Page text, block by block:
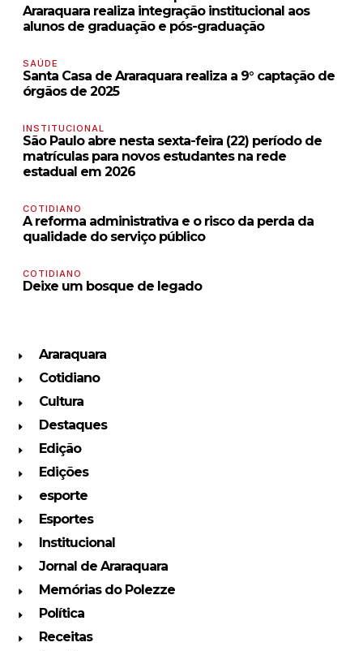
Araraquara realiza integração institucional aos
alunos de graduação e pós-graduação
SAÚDE
Santa Casa de Araraquara realiza a 9° captação de
órgãos de 2025
INSTITUCIONAL
São Paulo abre nesta sexta-feira (22) período de
matrículas para novos estudantes na rede
estadual em 2026
COTIDIANO
A reforma administrativa e o risco da perda da
qualidade do serviço público
COTIDIANO
Deixe um bosque de legado
Araraquara
Cotidiano
Cultura
Destaques
Edição
Edições
esporte
Esportes
Institucional
Jornal de Araraquara
Memórias do Polezze
Política
Receitas